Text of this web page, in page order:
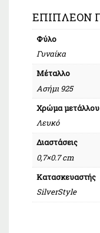
ΕΠΙΠΛΈΟΝ
Φύλο
Γυναίκα
Μέταλλο
Ασήμι 925
Χρώμα μετάλλου
Λευκό
Διαστάσεις
0,7×0.7 cm
Κατασκευαστής
SilverStyle